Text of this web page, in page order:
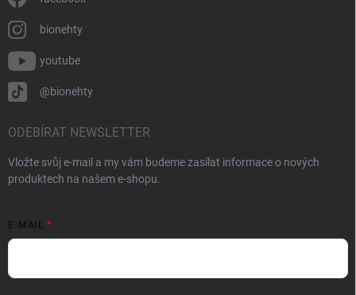
bionehty
youtube
@bionehty
ODEBÍRAT NEWSLETTER
Vložte svůj e-mail a my vám budeme zasílat informace o nových
produktech na našem e-shopu.
E-MAIL